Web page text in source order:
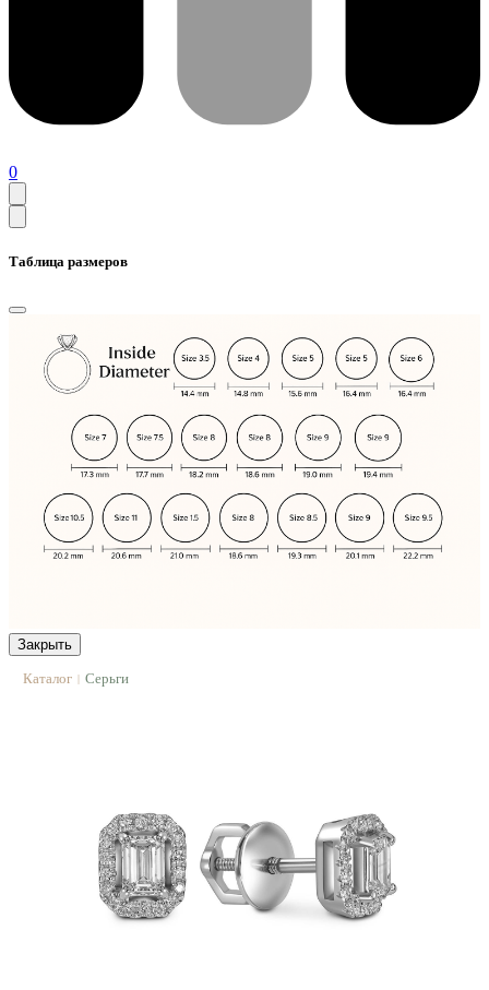
0
Таблица размеров
Закрыть
Каталог | Серьги